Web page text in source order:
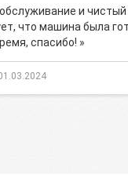
и
что машина была
спасибо! »